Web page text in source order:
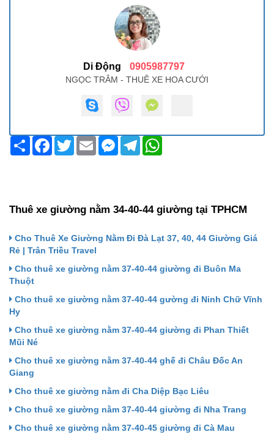
Di Động 0905987797
NGỌC TRÂM - THUÊ XE HOA CƯỚI
Share Facebook
TwitterEmail Messenger
Telegram
Thuê xe giường nằm 34-40-44 giường tại TPHCM
Cho Thuê Xe Giường Nằm Đi Đà Lạt 37, 40, 44 Giường Giá
Rẻ | Trân Triều Travel
Cho thuê xe giường nằm 37-40-44 giường đi Buôn Ma
Thuột
Cho thuê xe giường nằm 37-40-44 gường đi Ninh Chữ Vĩnh
Hy
Cho thuê xe giường nằm 37-40-44 giường đi Phan Thiết
Mũi Né
Cho thuê xe giường nằm 37-40-44 ghế đi Châu Đốc An
Giang
Cho thuê xe giường nằm đi Cha Diệp Bạc Liêu
Cho thuê xe giường nằm 37-40-44 giường đi Nha Trang
Cho thuê xe giường nằm 37-40-45 giường đi Cà Mau